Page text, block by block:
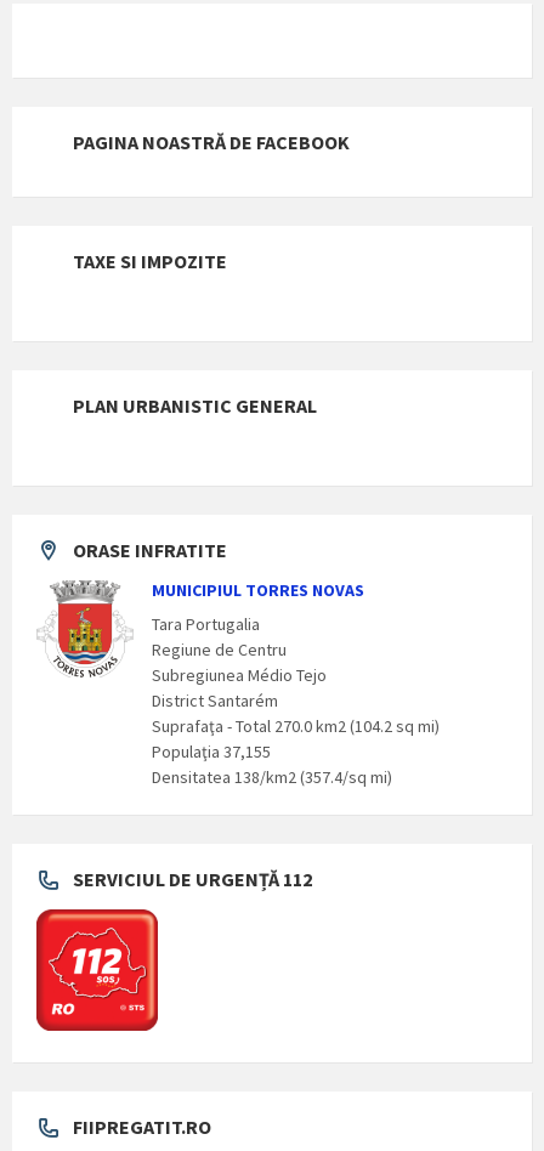
PAGINA NOASTRĂ DE FACEBOOK
TAXE SI IMPOZITE
PLAN URBANISTIC GENERAL
ORASE INFRATITE
MUNICIPIUL TORRES NOVAS
Tara Portugalia
Regiune de Centru
Subregiunea Médio Tejo
District Santarém
Suprafaţa - Total 270.0 km2 (104.2 sq mi)
Populaţia 37,155
Densitatea 138/km2 (357.4/sq mi)
SERVICIUL DE URGENȚĂ 112
FIIPREGATIT.RO